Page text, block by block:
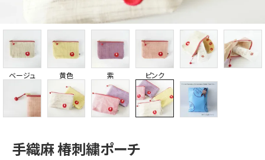
ベージュ 黄色 紫 ピンク
手織麻 椿刺繍ポーチ